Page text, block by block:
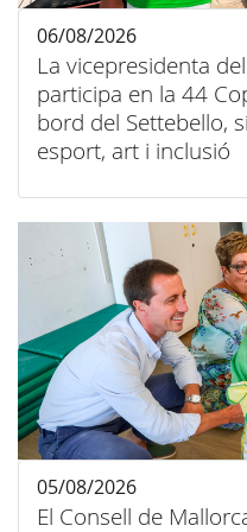
La vicepresidenta
participa en la 44
bord del Settebello,
esport, art i inclusió
06/08/2026
El Consell de
05/08/2026